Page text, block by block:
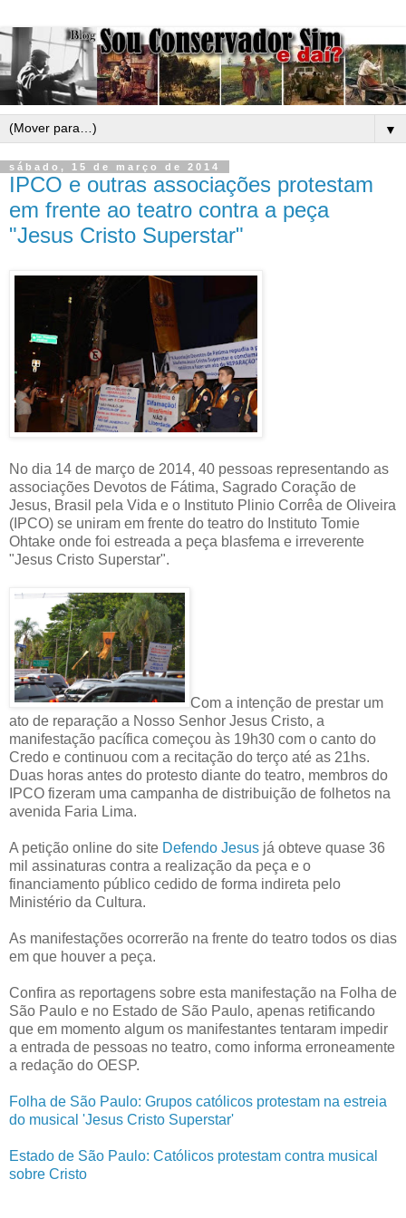
▼
sábado, 15 de março de 2014
IPCO e outras associações protestam
em frente ao teatro contra a peça
"Jesus Cristo Superstar"
No dia 14 de março de 2014, 40 pessoas representando as
associações Devotos de Fátima, Sagrado Coração de
Jesus, Brasil pela Vida e o Instituto Plinio Corrêa de Oliveira
(IPCO) se uniram em frente do teatro do Instituto Tomie
Ohtake onde foi estreada a peça blasfema e irreverente
"Jesus Cristo Superstar".
Com a intenção de prestar um
ato de reparação a Nosso Senhor Jesus Cristo, a
manifestação pacífica começou às 19h30 com o canto do
Credo e continuou com a recitação do terço até as 21hs.
Duas horas antes do protesto diante do teatro, membros do
IPCO fizeram uma campanha de distribuição de folhetos na
avenida Faria Lima.
A petição online do site Defendo Jesus já obteve quase 36
mil assinaturas contra a realização da peça e o
financiamento público cedido de forma indireta pelo
Ministério da Cultura.
As manifestações ocorrerão na frente do teatro todos os dias
em que houver a peça.
Confira as reportagens sobre esta manifestação na Folha de
São Paulo e no Estado de São Paulo, apenas retificando
que em momento algum os manifestantes tentaram impedir
a entrada de pessoas no teatro, como informa erroneamente
a redação do OESP.
Folha de São Paulo: Grupos católicos protestam na estreia
do musical 'Jesus Cristo Superstar'
Estado de São Paulo: Católicos protestam contra musical
sobre Cristo